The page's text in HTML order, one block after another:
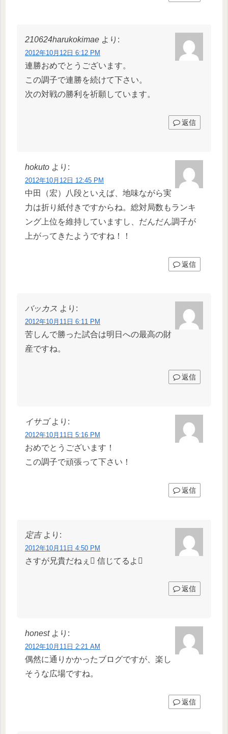
210624harukokimae より:
2012年10月12日 6:12 PM
連勝おめでとうございます。
この調子で連勝を続けて下さい。
次の対戦の勝利を祈願しています。
返信
hokuto より:
2012年10月12日 12:45 PM
中田（宏）八段といえば、地味ながら実
力は折り紙付きですからね。総対局数もランキ
ング上位を維持していますし、だんだん調子が
上がってきたようですね！！
返信
バッカス より:
2012年10月11日 6:11 PM
苦しんで勝った試合は明日への最高の財
産ですね。
返信
イサゴ より:
2012年10月11日 5:16 PM
おめでとうございます！
この調子で頑張って下さい！
返信
定吉 より:
2012年10月11日 4:50 PM
さすが兄貴だねぇ 信じてるよ
返信
honest より:
2012年10月11日 2:21 AM
偶然に通りかかったブログですが、楽し
そうな広場ですね。
返信